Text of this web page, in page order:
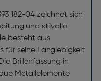
182-04 zeichnet sich
und stilvolle
besteht aus
für seine Langlebigkeit
Brillenfassung in
Metallelemente